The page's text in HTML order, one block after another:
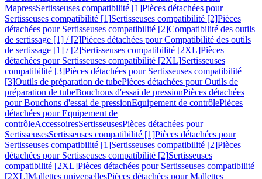
MapressSertisseuses compatibilité [1]Pièces détachées pour
Sertisseuses compatibilité [1]Sertisseuses compatibilité [2]Pièces
détachées pour Sertisseuses compatibilité [2]Compatibilité des outils
de sertissage [1] / [2]Pièces détachées pour Compatibilité des outils
de sertissage [1] / [2]Sertisseuses compatibilité [2XL]Pièces
détachées pour Sertisseuses compatibilité [2XL]Sertisseuses
compatibilité [3]Pièces détachées pour Sertisseuses compatibilité
[3]Outils de préparation de tubePièces détachées pour Outils de
préparation de tubeBouchons d'essai de pressionPièces détachées
pour Bouchons d'essai de pressionEquipement de contrôlePièces
détachées pour Equipement de
contrôleAccessoiresSertisseusesPièces détachées pour
SertisseusesSertisseuses compatibilité [1]Pièces détachées pour
Sertisseuses compatibilité [1]Sertisseuses compatibilité [2]Pièces
détachées pour Sertisseuses compatibilité [2]Sertisseuses
compatibilité [2XL]Pièces détachées pour Sertisseuses compatibilité
[2XL]Mallettes universellesPièces détachées pour Mallettes